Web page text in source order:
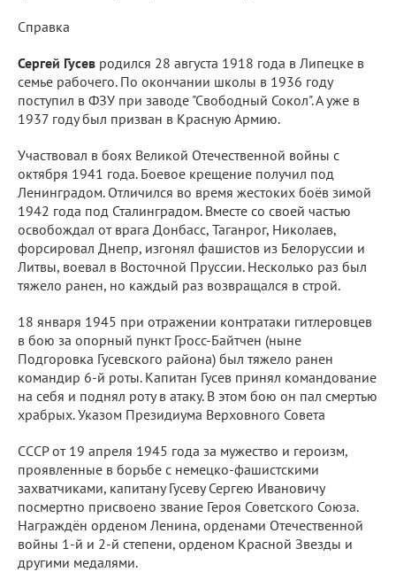
Справка
Сергей Гусев родился 28 августа 1918 года в Липецке в
семье рабочего. По окончании школы в 1936 году
поступил в ФЗУ при заводе "Свободный Сокол". А уже в
1937 году был призван в Красную Армию.
Участвовал в боях Великой Отечественной войны с
октября 1941 года. Боевое крещение получил под
Ленинградом. Отличился во время жестоких боёв зимой
1942 года под Сталинградом. Вместе со своей частью
освобождал от врага Донбасс, Таганрог, Николаев,
форсировал Днепр, изгонял фашистов из Белоруссии и
Литвы, воевал в Восточной Пруссии. Несколько раз был
тяжело ранен, но каждый раз возвращался в строй.
18 января 1945 при отражении контратаки гитлеровцев
в бою за опорный пункт Гросс-Байтчен (ныне
Подгоровка Гусевского района) был тяжело ранен
командир 6-й роты. Капитан Гусев принял командование
на себя и поднял роту в атаку. В этом бою он пал смертью
храбрых. Указом Президиума Верховного Совета
СССР от 19 апреля 1945 года за мужество и героизм,
проявленные в борьбе с немецко-фашистскими
захватчиками, капитану Гусеву Сергею Ивановичу
посмертно присвоено звание Героя Советского Союза.
Награждён орденом Ленина, орденами Отечественной
войны 1-й и 2-й степени, орденом Красной Звезды и
другими медалями.